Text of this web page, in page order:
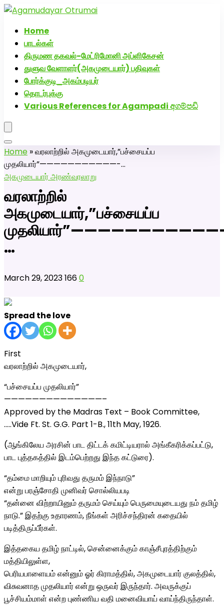
Home
பாடல்கள்
திருமண தகவல்-மேட்ரிமோனி அப்ளிகேசன்
துளுவ வேளாளர்(அகமுடையார்) பதிவுகள்
போர்க்குடி_அகம்படியர்
தொடர்புக்கு
Various References for Agampadi අගම්පඩි
Home »வரலாற்றில் அகமுடையார்,”பச்சையப்ப
முதலியார்”———————————-…
அகமுடையார் அரண்வரலாறு
வரலாற்றில்
அகமுடையார்,”பச்சையப்ப
…
March 29, 20231660
Spread the love
First
வரலாற்றில் அகமுடையார்,
“பச்சையப்ப முதலியார்”
——————————————–
Approved by the Madras Text – Book Committee,
…..Vide Ft. St. G.G. Part 1-B., 11th May, 1926.
(ஆங்கிலேய அரசின் பாட திட்டக் கமிட்டியரால் அங்கீகரிக்கப்பட்டு,
பாட புத்தகத்தில் இடம்பெற்றது இந்த கட்டுரை).
“தம்மை மாறியும் புரிவது தருமம் இந்நாடு”
என்று பரஞ்சோதி முனிவர் சொல்லியபடி
“தன்னை விற்றாயினும் தருமம் செய்யும் பெருமையுடையது நம் தமிழ்
நாடு.” இதற்கு உதாரணம், நீங்கள் அரிச்சந்திரன் கதையில்
படித்திருப்பீர்கள்.
இத்தகைய தமிழ் நாட்டில், சென்னைக்கும் காஞ்சீபுரத்திற்கும்
மத்தியிலுள்ள,
பெரியபாளையம் என்னும் ஓர் கிராமத்தில், அகமுடையார் குலத்தில்,
விசுவனாத முதலியார் என்று ஒருவர் இருந்தார். அவருக்குப்
பூச்சியம்மாள் என்ற புண்ணிய வதி மனைவியாய் வாய்ந்திருந்தாள்.
அகமுடையார் திருமண வரன்களுக்கு அகமுடையார்மேட்ரி-பெண்